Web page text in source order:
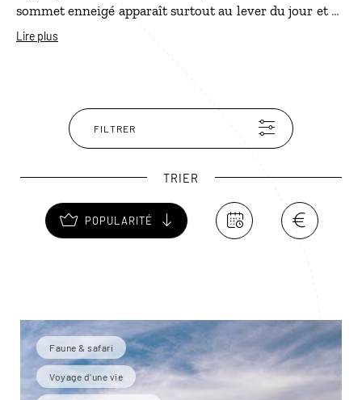
sommet enneigé apparaît surtout au lever du jour et en
fin d’après-midi, lorsque les nuages se dissipent au-
acacias avec la silhouette du Kilimandjaro en arrière-
plan. Zèbres, gnous, girafes, hippopotames et autruches
peuplent également les plaines du parc, tandis que lions
Lire plus
FILTRER
TRIER
POPULARITÉ
Faune & safari
Voyage d'une vie